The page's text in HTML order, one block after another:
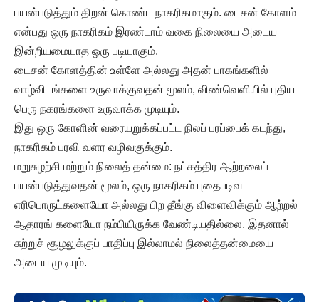
பயன்படுத்தும் திறன் கொண்ட நாகரிகமாகும். டைசன் கோளம்
என்பது ஒரு நாகரிகம் இரண்டாம் வகை நிலையை அடைய
இன்றியமையாத ஒரு படியாகும்.
டைசன் கோளத்தின் உள்ளே அல்லது அதன் பாகங்களில்
வாழ்விடங்களை உருவாக்குவதன் மூலம், விண்வெளியில் புதிய
பெரு நகரங்களை உருவாக்க முடியும்.
இது ஒரு கோளின் வரையறுக்கப்பட்ட நிலப் பரப்பைக் கடந்து,
நாகரிகம் பரவி வளர வழிவகுக்கும்.
மறுசுழற்சி மற்றும் நிலைத் தன்மை: நட்சத்திர ஆற்றலைப்
பயன்படுத்துவதன் மூலம், ஒரு நாகரிகம் புதைபடிவ
எரிபொருட்களையோ அல்லது பிற தீங்கு விளைவிக்கும் ஆற்றல்
ஆதாரங் களையோ நம்பியிருக்க வேண்டியதில்லை, இதனால்
சுற்றுச் சூழலுக்குப் பாதிப்பு இல்லாமல் நிலைத்தன்மையை
அடைய முடியும்.